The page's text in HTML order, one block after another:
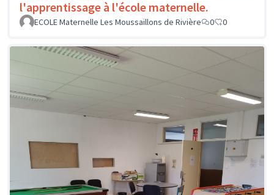
l'apprentissage à l'école maternelle.
ECOLE Maternelle Les Moussaillons de Rivière 0 0